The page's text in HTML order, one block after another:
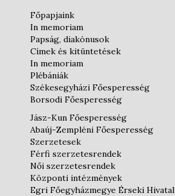
Főpapjaink
In memoriam
Papság, diakónusok
Címek és kitüntetések
In memoriam
Plébániák
Székesegyházi Főesperesség
Borsodi Főesperesség
Jász-Kun Főesperesség
Abaúj-Zempléni Főesperesség
Szerzetesek
Férfi szerzetesrendek
Női szerzetesrendek
Központi intézmények
Egri Főegyházmegye Érseki Hivatal